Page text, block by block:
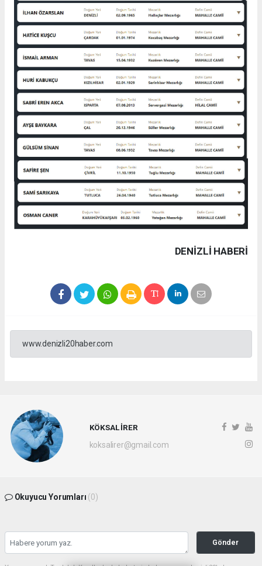
DENIZLI HABERİ
www.denizli20haber.com
KÖKSAL İRER
koksalirer@gmail.com
Okuyucu Yorumları (0)
Gönder